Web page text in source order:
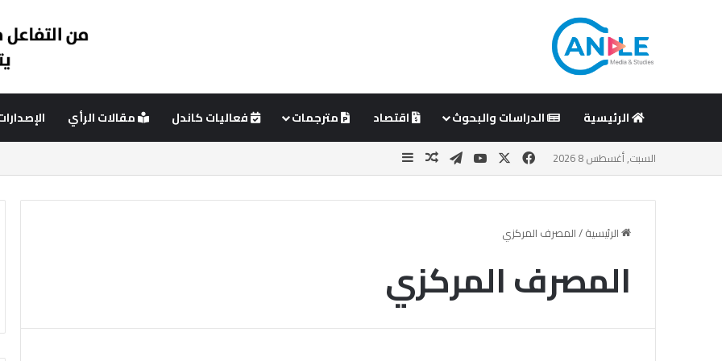
الرئيسية الدراسات والبحوث اقتصاد مترجمات فعاليات كاندل مقالات الرأي
السبت, أغسطس 8 2026 فيسبوك ‫YouTube
تيلقرام مقال عشوائي
الرئيسية/المصرف المركزي
المصرف المركزي